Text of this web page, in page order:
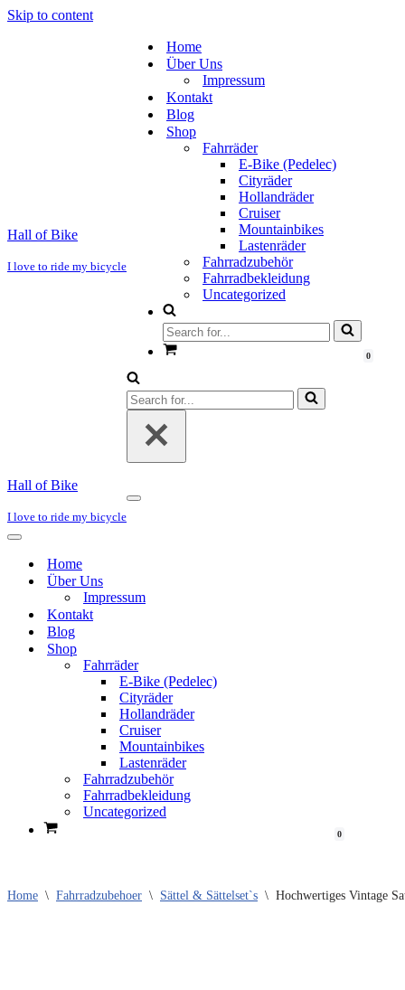
Skip to content
Hall of Bike
I love to ride my bicycle
Home
Über Uns
Impressum
Kontakt
Blog
Shop
Fahrräder
E-Bike (Pedelec)
Cityräder
Hollandräder
Cruiser
Mountainbikes
Lastenräder
Fahrradzubehör
Fahrradbekleidung
Uncategorized
Search
for...
Cart 0
Search
for...
Hall of Bike
I love to ride my bicycle
Navigation
Navigation
Home
Über Uns
Impressum
Kontakt
Blog
Shop
Fahrräder
E-Bike (Pedelec)
Cityräder
Hollandräder
Cruiser
Mountainbikes
Lastenräder
Fahrradzubehör
Fahrradbekleidung
Uncategorized
Cart
0
Home \ Fahrradzubehoer \ Sättel & Sättelset`s \ Hochwertiges Vintage